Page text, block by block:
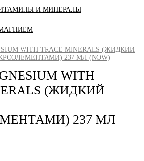
И МИНЕРАЛЫ
WITH TRACE MINERALS (ЖИДКИЙ
237 МЛ (NOW)
WITH
(ЖИДКИЙ
237 МЛ